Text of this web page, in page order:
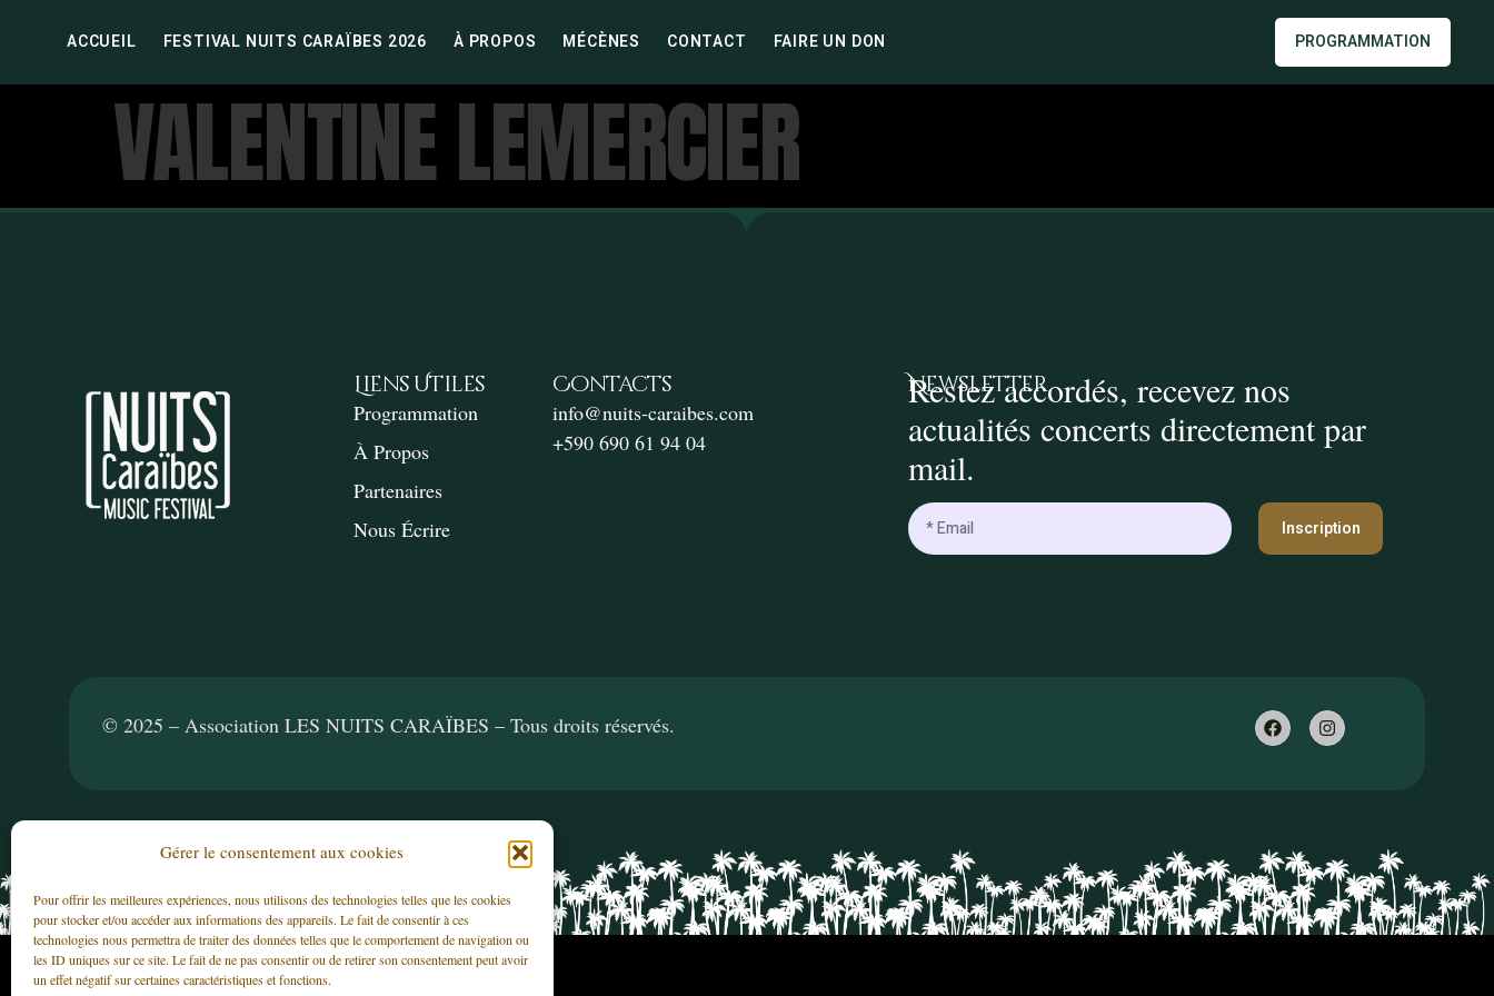
Gérer le consentement aux cookies
Pour offrir les meilleures expériences, nous utilisons des technologies telles que les cookies
pour stocker et/ou accéder aux informations des appareils. Le fait de consentir à ces
technologies nous permettra de traiter des données telles que le comportement de navigation ou
les ID uniques sur ce site. Le fait de ne pas consentir ou de retirer son consentement peut avoir
un effet négatif sur certaines caractéristiques et fonctions.
ACCUEIL FESTIVAL NUITS CARAÏBES 2026 À PROPOS MÉCÈNES CONTACT FAIRE UN DON PROGRAMMATION
VALENTINE LEMERCIER
Liens Utiles
Programmation
À Propos
Partenaires
Nous Écrire
Contacts
info@nuits-caraibes.com
+590 690 61 94 04
Newsletter
Restez accordés, recevez nos
actualités concerts directement par
mail.
Inscription
© 2025 – Association LES NUITS CARAÏBES – Tous droits réservés.